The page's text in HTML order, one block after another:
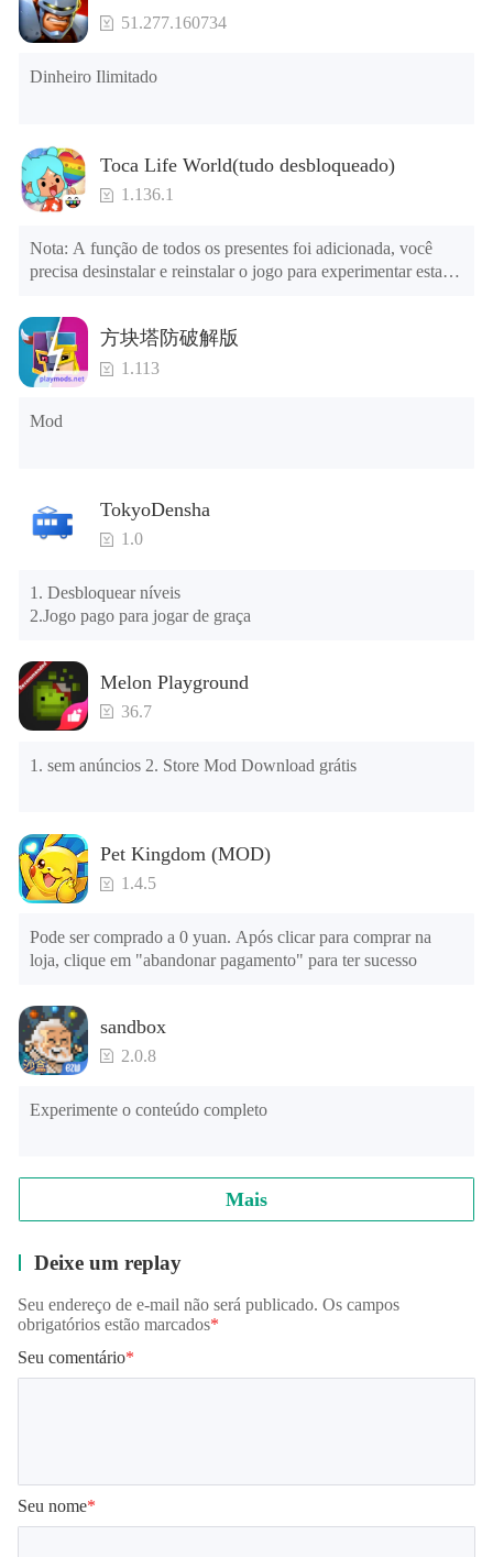
51.277.160734
Dinheiro Ilimitado
Toca Life World(tudo desbloqueado)
1.136.1
Nota: A função de todos os presentes foi adicionada, você
precisa desinstalar e reinstalar o jogo para experimentar esta
menu mod
1. O jogo está três vezes mais rápido do que antes
2. Incluindo todos os mapas (incluindo salas e móveis)
3. Inclua todas as funções
para a extrema direita na agência dos correios, há uma janela à
Dicas: Quando a instalação falhar, consulte as seguintes
Verifique se o mesmo jogo já existe no telefone; em caso
afirmativo, desinstale-o primeiro; ao desinstalar, o arquivo
novamente
Verifique se a memória do telefone é suficiente, caso
contrário, limpe a memória do telefone primeiro e tente
instalar novamente
方块塔防破解版
1.113
Mod
TokyoDensha
1.0
1. Desbloquear níveis
2.Jogo pago para jogar de graça
Melon Playground
36.7
1. sem anúncios 2. Store Mod Download grátis
Pet Kingdom (MOD)
1.4.5
Pode ser comprado a 0 yuan. Após clicar para comprar na
loja, clique em "abandonar pagamento" para ter sucesso
sandbox
2.0.8
Experimente o conteúdo completo
Mais
Deixe um replay
Seu endereço de e-mail não será publicado. Os campos
obrigatórios estão marcados*
Seu comentário*
Seu nome*